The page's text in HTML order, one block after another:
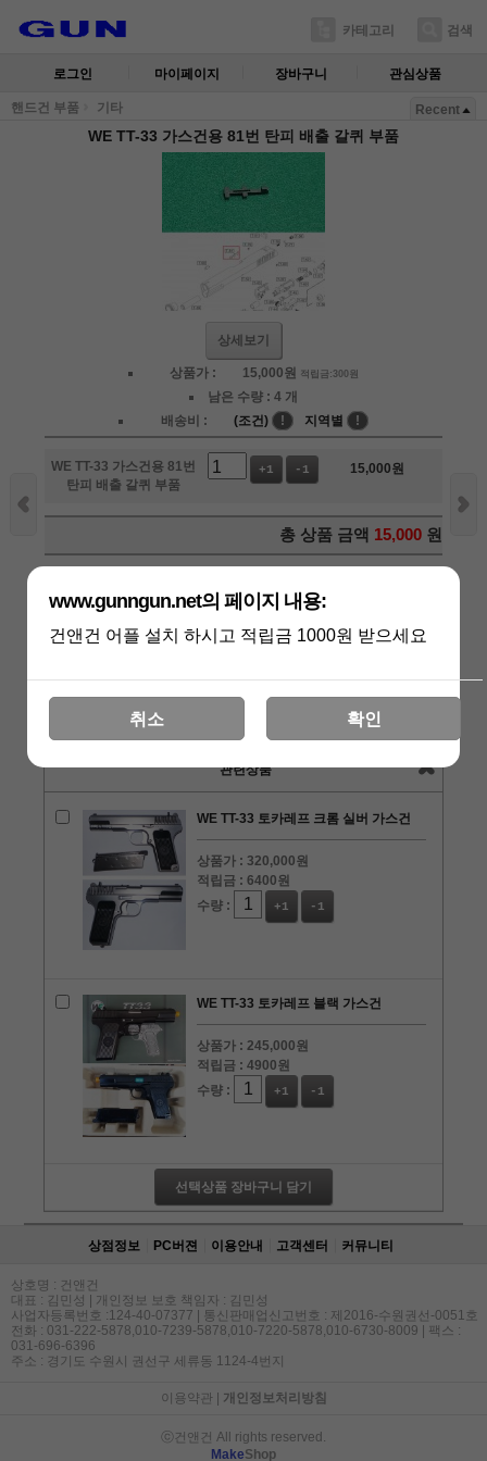
카테고리 검색
로그인 마이페이지 장바구니 관심상품
핸드건 부품 기타 Recent
WE TT-33 가스건용 81번 탄피 배출 갈퀴 부품
상세보기
상품가 : 15,000원 적립금:300원
남은 수량 :4 개
배송비 :
(조건) ! 지역별 !
WE TT-33 가스건용 81번
탄피 배출 갈퀴 부품
+1 -1 15,000원
총 상품 금액 15,000 원
장바구니 관심상품
관련상품
WE TT-33 토카레프 크롬 실버 가스건
상품가 :320,000원
적립금 :6400원
수량 :
+1 -1
WE TT-33 토카레프 블랙 가스건
상품가 :245,000원
적립금 :4900원
수량 :
+1 -1
선택상품 장바구니 담기
상점정보 PC버젼 이용안내 고객센터 커뮤니티
상호명 : 건앤건
대표 : 김민성 | 개인정보 보호 책임자 : 김민성
사업자등록번호 :124-40-07377 | 통신판매업신고번호 : 제2016-수원권선-0051호
전화 : 031-222-5878,010-7239-5878,010-7220-5878,010-6730-8009 | 팩스 :
031-696-6396
주소 : 경기도 수원시 권선구 세류동 1124-4번지
이용약관 개인정보처리방침
ⓒ건앤건 All rights reserved.
MakeShop
www.gunngun.net의 페이지 내용:
건앤건 어플 설치 하시고 적립금 1000원 받으세요
취소 확인